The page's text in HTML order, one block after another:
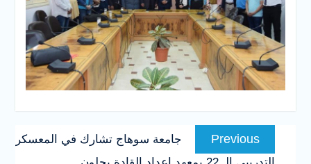
تصفّح
المقالاتPrevious
Previous
post:
جامعة سوهاج تشارك في المعسكر